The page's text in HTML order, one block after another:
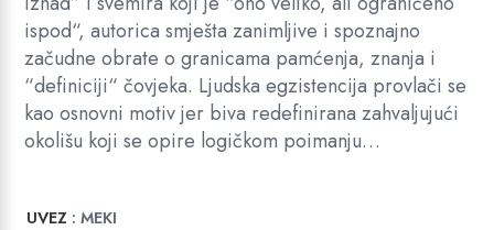
12,99 €.
ispod“, autorica smješta zanimljive i spoznajno
začudne obrate o granicama pamćenja, znanja i
“definiciji“ čovjeka. Ljudska egzistencija provlači se
kao osnovni motiv jer biva redefinirana zahvaljujući
okolišu koji se opire logičkom poimanju…
UVEZ : MEKI